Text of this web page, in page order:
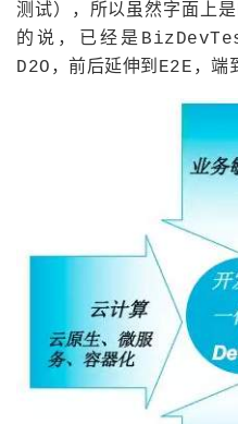
测试），所以虽然字面上
的说，已经是
D2O，前后延伸到E2E，端